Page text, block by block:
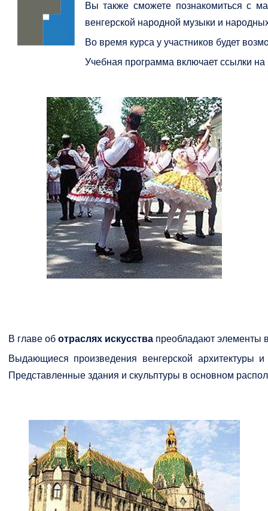
Вы также сможете познакомиться с
венгерской народной музыки и
Во время курса у участников будет
Учебная программа включает ссылки
В главе об отраслях искусствапреобладают элементы
Выдающиеся произведения венгерской
Представленные здания и скульптуры в основном